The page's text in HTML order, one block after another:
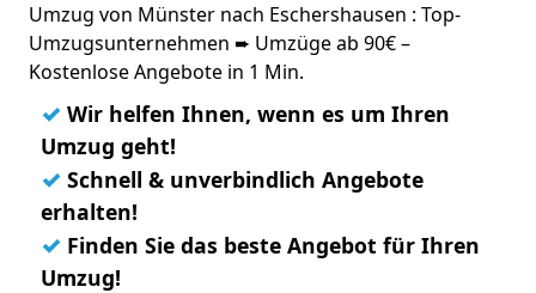
Umzug von Münster nach Eschershausen : Top-
Umzugsunternehmen ➨ Umzüge ab 90€ –
Kostenlose Angebote in 1 Min.
✓ Wir helfen Ihnen, wenn es um Ihren
Umzug geht!
✓ Schnell & unverbindlich Angebote
erhalten!
✓ Finden Sie das beste Angebot für Ihren
Umzug!